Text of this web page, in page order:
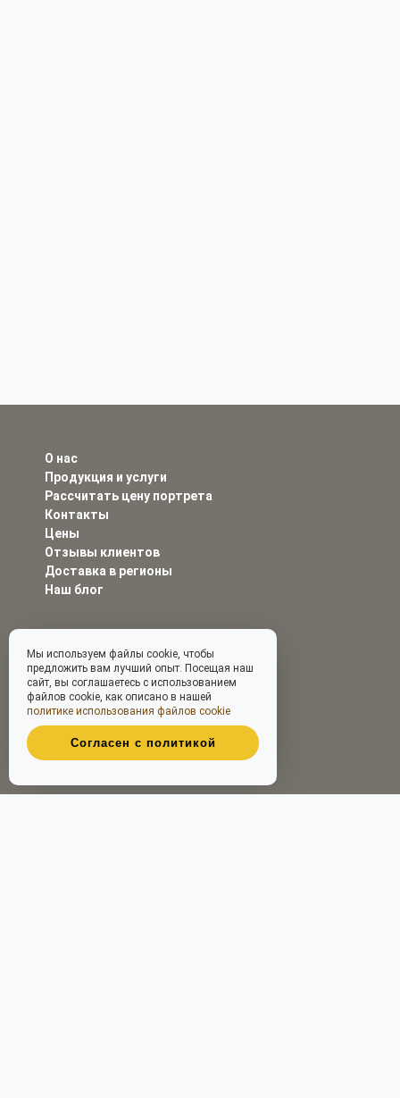
О нас
Продукция и услуги
Рассчитать цену портрета
Контакты
Цены
Отзывы клиентов
Доставка в регионы
Наш блог
Мы используем файлы cookie, чтобы
предложить вам лучший опыт. Посещая наш
сайт, вы соглашаетесь с использованием
файлов cookie, как описано в нашей
политике использования файлов cookie
Согласен с политикой